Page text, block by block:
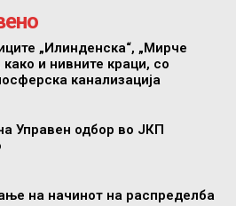
„Илинденска“, „Мирче
и нивните краци, со
канализација
Управен одбор во ЈКП
на начинот на распределба